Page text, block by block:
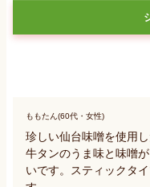
ももたん(60代・女性)
珍しい仙台味噌を使用
牛タンのうま味と味噌
いです。スティックタ